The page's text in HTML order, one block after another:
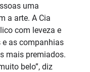
uma
a arte. A Cia
com leveza e
as companhias
mais premiados.
belo”, diz